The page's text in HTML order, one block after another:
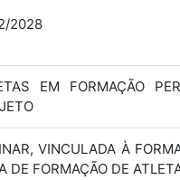
2028
EM FORMAÇÃO
VINCULADA À
DE FORMAÇÃO DE